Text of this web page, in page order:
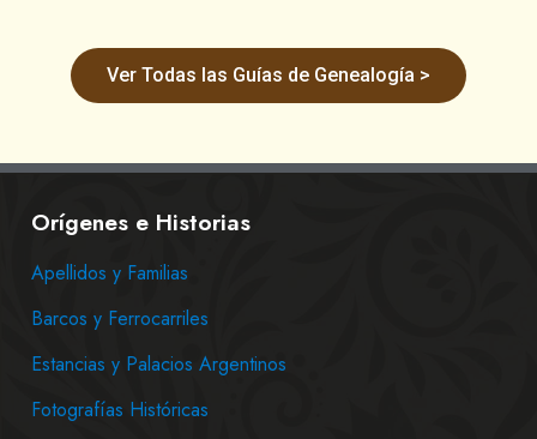
Ver Todas las Guías de Genealogía >
Orígenes e Historias
Apellidos y Familias
Barcos y Ferrocarriles
Estancias y Palacios Argentinos
Fotografías Históricas